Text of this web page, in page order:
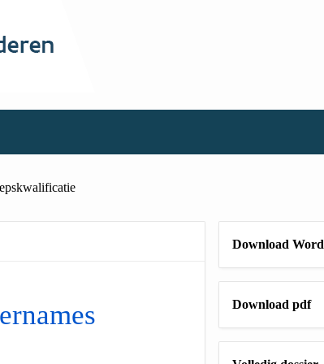
Download Word
Download pdf